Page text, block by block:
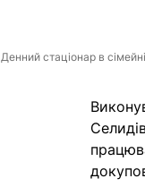
Денний стаціонар в